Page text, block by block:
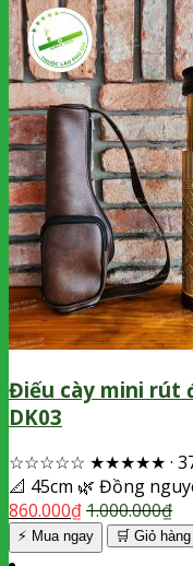
Điếu cày mini rút
DK03
☆☆☆☆☆ ★★★★★ ·
📐 45cm 🌿 Đồng
860.000₫1.000.000₫
⚡ Mua ngay 🛒 Giỏ hàng